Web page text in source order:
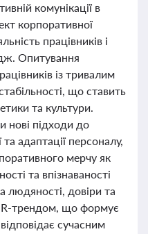
комунікації в
корпоративної
працівників і
Опитування
із тривалим
що ставить
та культури.
нові підходи до
адаптації персоналу,
мерчу як
та впізнаваності
людяності, довіри та
трендом, що формує
сучасним